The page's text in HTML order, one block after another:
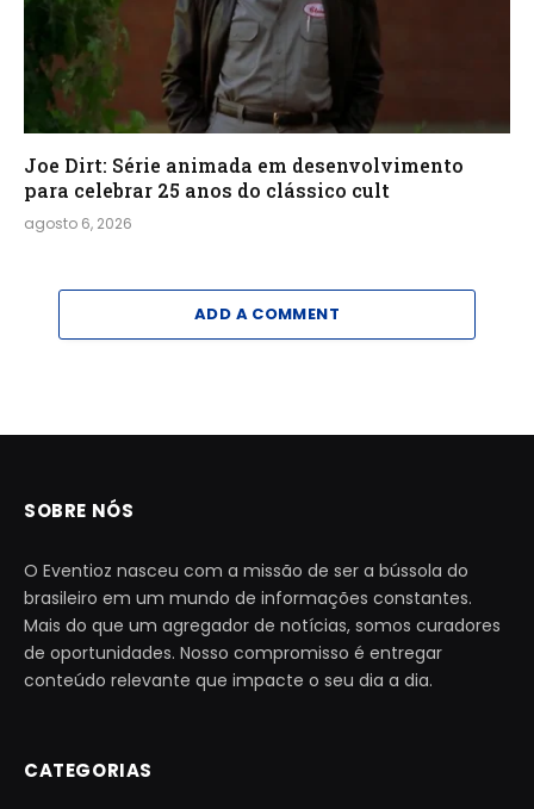
Joe Dirt: Série animada em desenvolvimento
para celebrar 25 anos do clássico cult
agosto 6, 2026
ADD A COMMENT
SOBRE NÓS
O Eventioz nasceu com a missão de ser a bússola do
brasileiro em um mundo de informações constantes.
Mais do que um agregador de notícias, somos curadores
de oportunidades. Nosso compromisso é entregar
conteúdo relevante que impacte o seu dia a dia.
CATEGORIAS